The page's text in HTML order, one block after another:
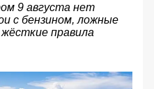
9 августа нет
с бензином, ложные
правила